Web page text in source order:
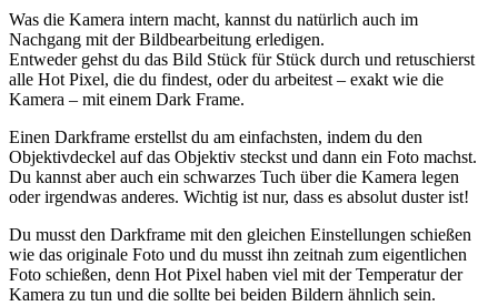
Was die Kamera intern macht, kannst du natürlich auch im
Nachgang mit der Bildbearbeitung erledigen.
Entweder gehst du das Bild Stück für Stück durch und retuschierst
alle Hot Pixel, die du findest, oder du arbeitest – exakt wie die
Kamera – mit einem Dark Frame.
Einen Darkframe erstellst du am einfachsten, indem du den
Objektivdeckel auf das Objektiv steckst und dann ein Foto machst.
Du kannst aber auch ein schwarzes Tuch über die Kamera legen
oder irgendwas anderes. Wichtig ist nur, dass es absolut duster ist!
Du musst den Darkframe mit den gleichen Einstellungen schießen
wie das originale Foto und du musst ihn zeitnah zum eigentlichen
Foto schießen, denn Hot Pixel haben viel mit der Temperatur der
Kamera zu tun und die sollte bei beiden Bildern ähnlich sein.